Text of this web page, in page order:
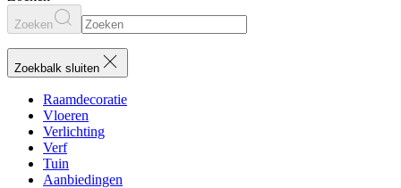
Zoeken
Zoekbalk sluiten
Raamdecoratie
Vloeren
Verlichting
Verf
Tuin
Aanbiedingen